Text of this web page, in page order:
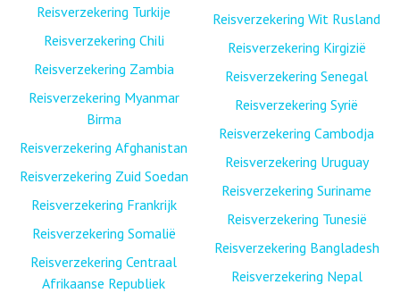
Reisverzekering Turkije
Reisverzekering Chili
Reisverzekering Zambia
Reisverzekering Myanmar
Birma
Reisverzekering Afghanistan
Reisverzekering Zuid Soedan
Reisverzekering Frankrijk
Reisverzekering Somalië
Reisverzekering Centraal
Afrikaanse Republiek
Reisverzekering Wit Rusland
Reisverzekering Kirgizië
Reisverzekering Senegal
Reisverzekering Syrië
Reisverzekering Cambodja
Reisverzekering Uruguay
Reisverzekering Suriname
Reisverzekering Tunesië
Reisverzekering Bangladesh
Reisverzekering Nepal